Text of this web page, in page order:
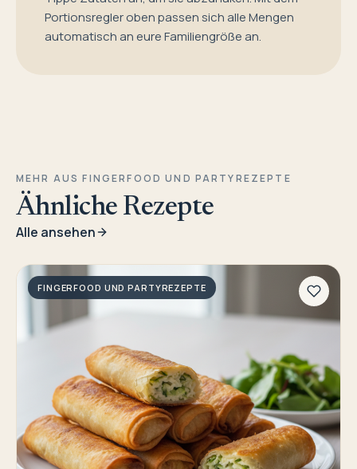
Portionsregler oben passen sich alle Mengen
automatisch an eure Familiengröße an.
MEHR AUS FINGERFOOD UND PARTYREZEPTE
Ähnliche Rezepte
Alle ansehen
FINGERFOOD UND PARTYREZEPTE